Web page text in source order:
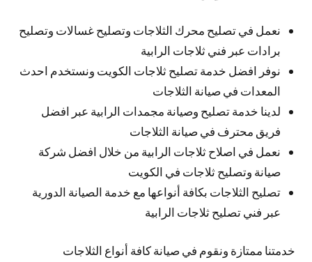
نعمل في تصليح محرك الثلاجات وتصليح غسالات وتصليح
برادات عبر فني ثلاجات الرابية
نوفر افضل خدمة تصليح ثلاجات الكويت ونستخدم احدث
المعدات في صيانة الثلاجات
لدينا خدمة تصليح وصيانة مجمدات الرابية عبر افضل
فريق محترف في صيانة الثلاجات
نعمل في اصلاح ثلاجات الرابية من خلال افضل شركة
صيانة وتصليح ثلاجات في الكويت
تصليح الثلاجات بكافة أنواعها مع خدمة الصيانة الدورية
عبر فني تصليح ثلاجات الرابية
خدمتنا ممتازة ونقوم في صيانة كافة أنواع الثلاجات